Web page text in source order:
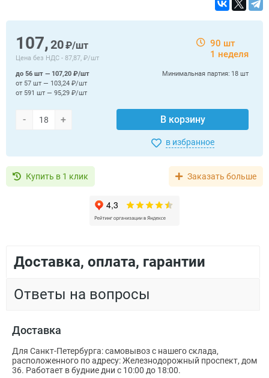
107,20₽/шт
Цена без НДС - 87,87, ₽/шт
90 шт
1 неделя
- + В корзину
Минимальная партия: 18 шт
до 56 шт — 107,20 ₽/шт
от 57 шт — 103,24 ₽/шт
от 591 шт — 95,29 ₽/шт
в избранное
Купить в 1 клик Заказать больше
Доставка, оплата, гарантии
Ответы на вопросы
Доставка
Для Санкт-Петербурга: самовывоз с нашего склада,
расположенного по адресу: Железнодорожный проспект, дом
36. Работает в будние дни с 10:00 до 18:00.